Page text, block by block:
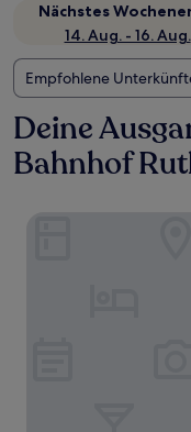
Nächstes
14. Aug. - 16. Aug.
Empfohlene
Deine
Bahnhof